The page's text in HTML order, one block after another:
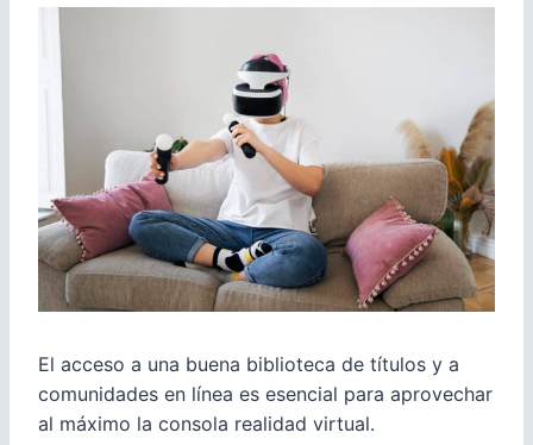
El acceso a una buena biblioteca de títulos y a
comunidades en línea es esencial para aprovechar
al máximo la consola realidad virtual.